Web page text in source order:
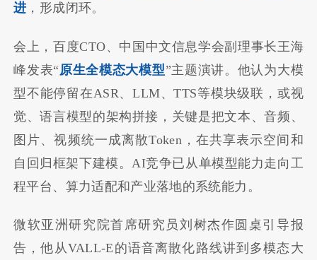
进 ，形成闭环。
会上，百度CTO、中国中文信息学会副理事长王海
峰发表“原生全模态大模型”主题演讲。他认为大模
型不能停留在ASR、LLM、TTS等模块级联，或视
觉、语言模型的架构拼接，关键是把文本、音频、
图片、视频统一成离散Token，在共享表示空间和
自回归框架下建模。AI竞争已从单模型能力走向工
程平台、算力适配和产业落地的系统能力。
微软亚洲研究院首席研究员刘树杰作圆桌引导报
告，他从VALL-E的语音离散化路线讲到多模态大